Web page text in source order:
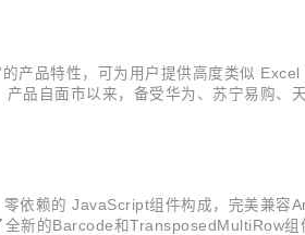
产品特性，可为用户提供高度类似
品自面市以来，备受华为、苏宁易购、
依赖的 JavaScript组件构成，完美兼容
新的Barcode和TransposedMultiRow组